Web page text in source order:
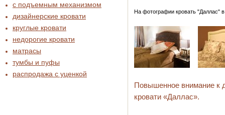
с подъемным механизмом
дизайнерские кровати
круглые кровати
недорогие кровати
матрасы
тумбы и пуфы
распродажа c уценкой
На фотографии кровать "Даллас"
Повышенное внимание к
кровати «Даллас».